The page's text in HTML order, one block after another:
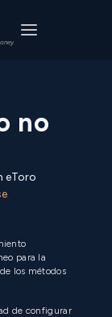
Toggle
no
eToro
para la
los métodos
de configurar